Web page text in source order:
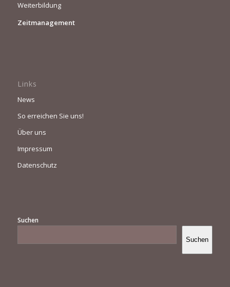
Weiterbildung
Zeitmanagement
Links
News
So erreichen Sie uns!
Über uns
Impressum
Datenschutz
Suchen
Suchen